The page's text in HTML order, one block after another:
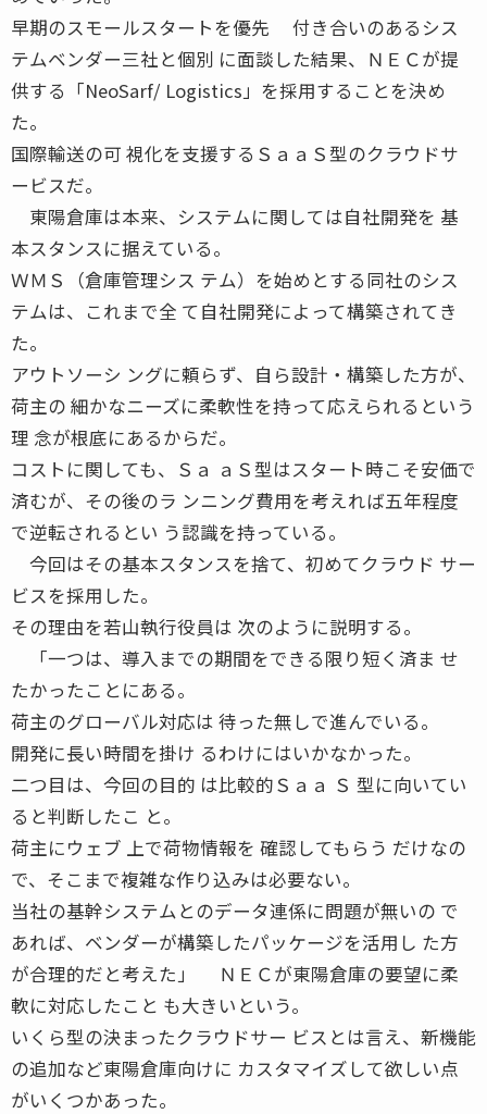
早期のスモールスタートを優先 付き合いのあるシス
テムベンダー三社と個別 に面談した結果、ＮＥＣが提
供する「NeoSarf/ Logistics」を採用することを決め
た。
国際輸送の可 視化を支援するＳａａＳ型のクラウドサ
ービスだ。
東陽倉庫は本来、システムに関しては自社開発を 基
本スタンスに据えている。
ＷＭＳ（倉庫管理シス テム）を始めとする同社のシス
テムは、これまで全 て自社開発によって構築されてき
た。
アウトソーシ ングに頼らず、自ら設計・構築した方が、
荷主の 細かなニーズに柔軟性を持って応えられるという
理 念が根底にあるからだ。
コストに関しても、Ｓａ ａＳ型はスタート時こそ安価で
済むが、その後のラ ンニング費用を考えれば五年程度
で逆転されるとい う認識を持っている。
今回はその基本スタンスを捨て、初めてクラウド サー
ビスを採用した。
その理由を若山執行役員は 次のように説明する。
「一つは、導入までの期間をできる限り短く済ま せ
たかったことにある。
荷主のグローバル対応は 待った無しで進んでいる。
開発に長い時間を掛け るわけにはいかなかった。
二つ目は、今回の目的 は比較的Ｓａａ Ｓ 型に向いてい
ると判断したこ と。
荷主にウェブ 上で荷物情報を 確認してもらう だけなの
で、そこまで複雑な作り込みは必要ない。
当社の基幹システムとのデータ連係に問題が無いの で
あれば、ベンダーが構築したパッケージを活用し た方
が合理的だと考えた」 ＮＥＣが東陽倉庫の要望に柔
軟に対応したこと も大きいという。
いくら型の決まったクラウドサー ビスとは言え、新機能
の追加など東陽倉庫向けに カスタマイズして欲しい点
がいくつかあった。